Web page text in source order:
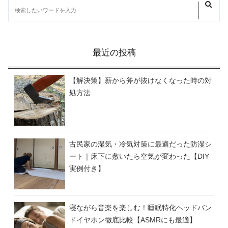
最近の投稿
【解決策】薪から斧が抜けなくなった時の対
処方法
古民家の湿気・冷気対策に最適だった防湿シ
ート｜床下に敷いたら空気が変わった【DIY
実例付き】
寝ながら音楽を楽しむ！睡眠特化ヘッドバン
ドイヤホン徹底比較【ASMRにも最適】